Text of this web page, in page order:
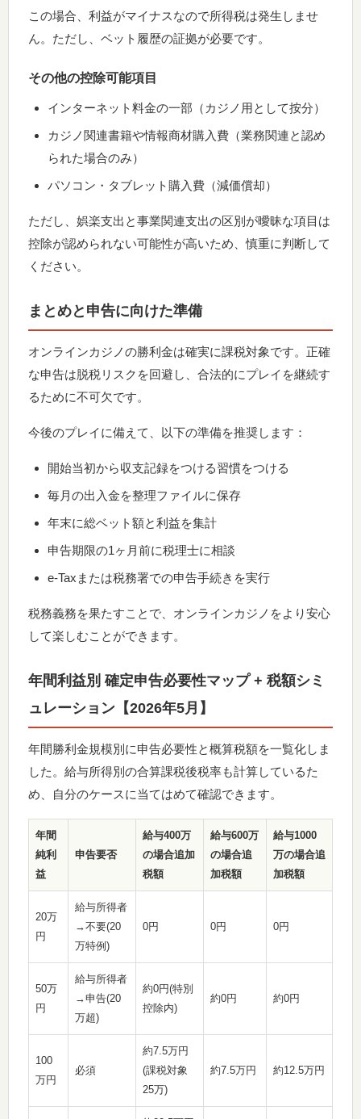
この場合、利益がマイナスなので所得税は発生しませ
ん。ただし、ベット履歴の証拠が必要です。
その他の控除可能項目
インターネット料金の一部（カジノ用として按分）
カジノ関連書籍や情報商材購入費（業務関連と認め
られた場合のみ）
パソコン・タブレット購入費（減価償却）
ただし、娯楽支出と事業関連支出の区別が曖昧な項目は
控除が認められない可能性が高いため、慎重に判断して
ください。
まとめと申告に向けた準備
オンラインカジノの勝利金は確実に課税対象です。正確
な申告は脱税リスクを回避し、合法的にプレイを継続す
るために不可欠です。
今後のプレイに備えて、以下の準備を推奨します：
開始当初から収支記録をつける習慣をつける
毎月の出入金を整理ファイルに保存
年末に総ベット額と利益を集計
申告期限の1ヶ月前に税理士に相談
e-Taxまたは税務署での申告手続きを実行
税務義務を果たすことで、オンラインカジノをより安心
して楽しむことができます。
年間利益別 確定申告必要性マップ + 税額シミ
ュレーション【2026年5月】
年間勝利金規模別に申告必要性と概算税額を一覧化しま
した。給与所得別の合算課税後税率も計算しているた
め、自分のケースに当てはめて確認できます。
年間
純利
益
申告要否
給与400万
の場合追加
税額
給与600万
の場合追
加税額
給与1000
万の場合追
加税額
20万
円
給与所得者
→不要(20
万特例)
0円 0円 0円
50万
円
給与所得者
→申告(20
万超)
約0円(特別
控除内)
約0円 約0円
100
万円
必須
約7.5万円
(課税対象
25万)
約7.5万円 約12.5万円